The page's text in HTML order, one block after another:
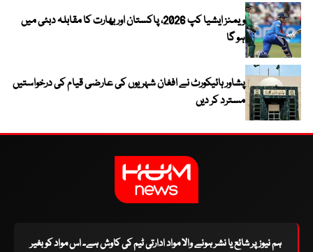
ویمنز ایشیا کپ 2026، پاکستان اور بھارت کا مقابلہ دبئی میں
ہو گا
پشاور ہائیکورٹ نے افغان شہریوں کی عارضی قیام کی درخواستیں
مسترد کر دیں
ہم نیوز پر شائع یا نشر ہونے والا مواد ادارتی ٹیم کی کاوش ہے۔ اس مواد کو بغیر